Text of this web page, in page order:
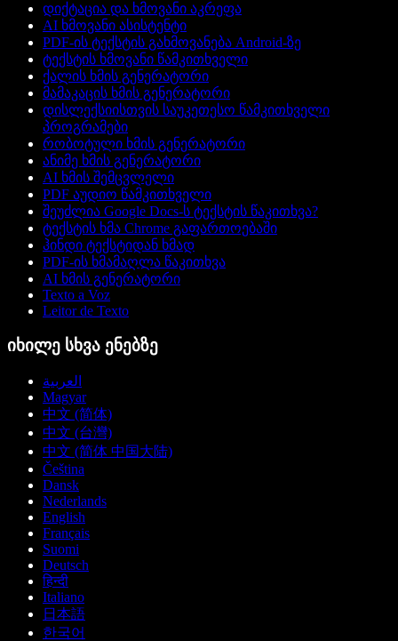
დიქტაცია და ხმოვანი აკრეფა
AI ხმოვანი ასისტენტი
PDF-ის ტექსტის გახმოვანება Android-ზე
ტექსტის ხმოვანი წამკითხველი
ქალის ხმის გენერატორი
მამაკაცის ხმის გენერატორი
დისლექსიისთვის საუკეთესო წამკითხველი
პროგრამები
რობოტული ხმის გენერატორი
ანიმე ხმის გენერატორი
AI ხმის შემცვლელი
PDF აუდიო წამკითხველი
შეუძლია Google Docs-ს ტექსტის წაკითხვა?
ტექსტის ხმა Chrome გაფართოებაში
ჰინდი ტექსტიდან ხმად
PDF-ის ხმამაღლა წაკითხვა
AI ხმის გენერატორი
Texto a Voz
Leitor de Texto
იხილე სხვა ენებზე
العربية
Magyar
中文 (简体)
中文 (台灣)
中文 (简体 中国大陆)
Čeština
Dansk
Nederlands
English
Français
Suomi
Deutsch
हिन्दी
Italiano
日本語
한국어